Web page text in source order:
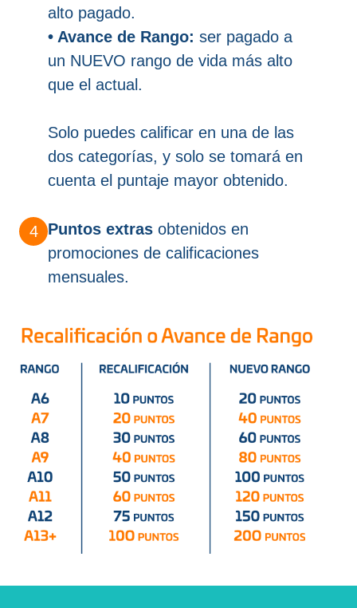
alto pagado.
• Avance de Rango: ser pagado a
un NUEVO rango de vida más alto
que el actual.
Solo puedes calificar en una de las
dos categorías, y solo se tomará en
cuenta el puntaje mayor obtenido.
Puntos extras obtenidos en
promociones de calificaciones
mensuales.